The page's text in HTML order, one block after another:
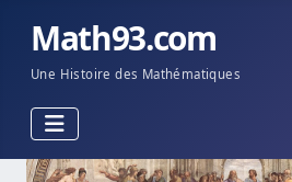
Math93.com
Une Histoire des Mathématiques